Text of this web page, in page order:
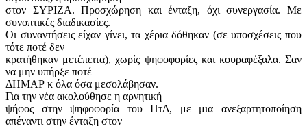
στον ΣΥΡΙΖΑ. Προσχώρηση και ένταξη, όχι συνεργασία. Με
συνοπτικές διαδικασίες.
Οι συναντήσεις είχαν γίνει, τα χέρια δόθηκαν (σε υποσχέσεις που
τότε ποτέ δεν
κρατήθηκαν μετέπειτα), χωρίς ψηφοφορίες και κουραφέξαλα. Σαν
να μην υπήρξε ποτέ
ΔΗΜΑΡ κ όλα όσα μεσολάβησαν.
Για την νέα ακολούθησε η αρνητική
ψήφος στην ψηφοφορία του ΠτΔ, με μια ανεξαρτητοποίηση
απέναντι στην ένταξη στον